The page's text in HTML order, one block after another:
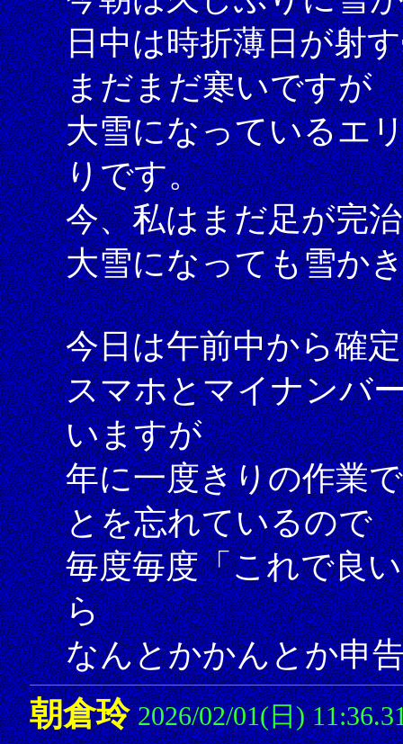
日中は時折薄日が射
まだまだ寒いですが
大雪になっているエ
りです。
今、私はまだ足が完
大雪になっても雪か
今日は午前中から確
スマホとマイナンバ
いますが
年に一度きりの作業
とを忘れているので
毎度毎度「これで良
ら
なんとかかんとか申
朝倉玲 2026/02/01(日)